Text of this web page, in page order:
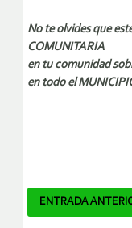
No te olvides que
COMUNITARIA
en tu comunidad
en todo el
ENTRADA